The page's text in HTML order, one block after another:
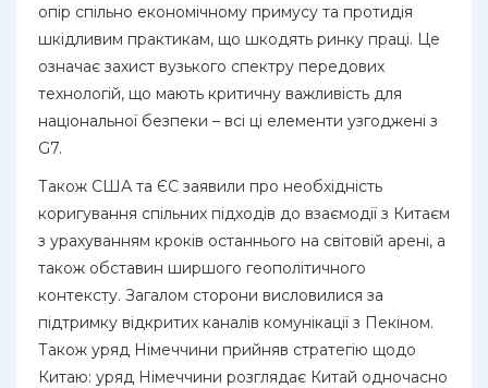
опір спільно економічному примусу та протидія
шкідливим практикам, що шкодять ринку праці. Це
означає захист вузького спектру передових
технологій, що мають критичну важливість для
національної безпеки – всі ці елементи узгоджені з
G7.
Також США та ЄС заявили про необхідність
коригування спільних підходів до взаємодії з Китаєм
з урахуванням кроків останнього на світовій арені, а
також обставин ширшого геополітичного
контексту. Загалом сторони висловилися за
підтримку відкритих каналів комунікації з Пекіном.
Також уряд Німеччини прийняв стратегію щодо
Китаю: уряд Німеччини розглядає Китай одночасно